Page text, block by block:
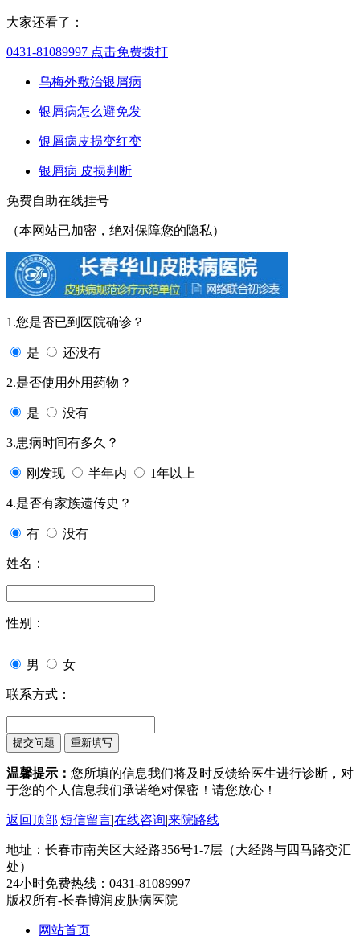
大家还看了：
0431-81089997 点击免费拨打
乌梅外敷治银屑病
银屑病怎么避免发
银屑病皮损变红变
银屑病 皮损判断
免费自助在线挂号
（本网站已加密，绝对保障您的隐私）
1.您是否已到医院确诊？
是 还没有
2.是否使用外用药物？
是 没有
3.患病时间有多久？
刚发现 半年内 1年以上
4.是否有家族遗传史？
有 没有
姓名：
性别：
男 女
联系方式：
温馨提示： 您所填的信息我们将及时反馈给医生进行诊断，对
于您的个人信息我们承诺绝对保密！请您放心！
返回顶部|短信留言|在线咨询|来院路线
地址：长春市南关区大经路356号1-7层（大经路与四马路交汇
处）
24小时免费热线：0431-81089997
版权所有-长春博润皮肤病医院
网站首页